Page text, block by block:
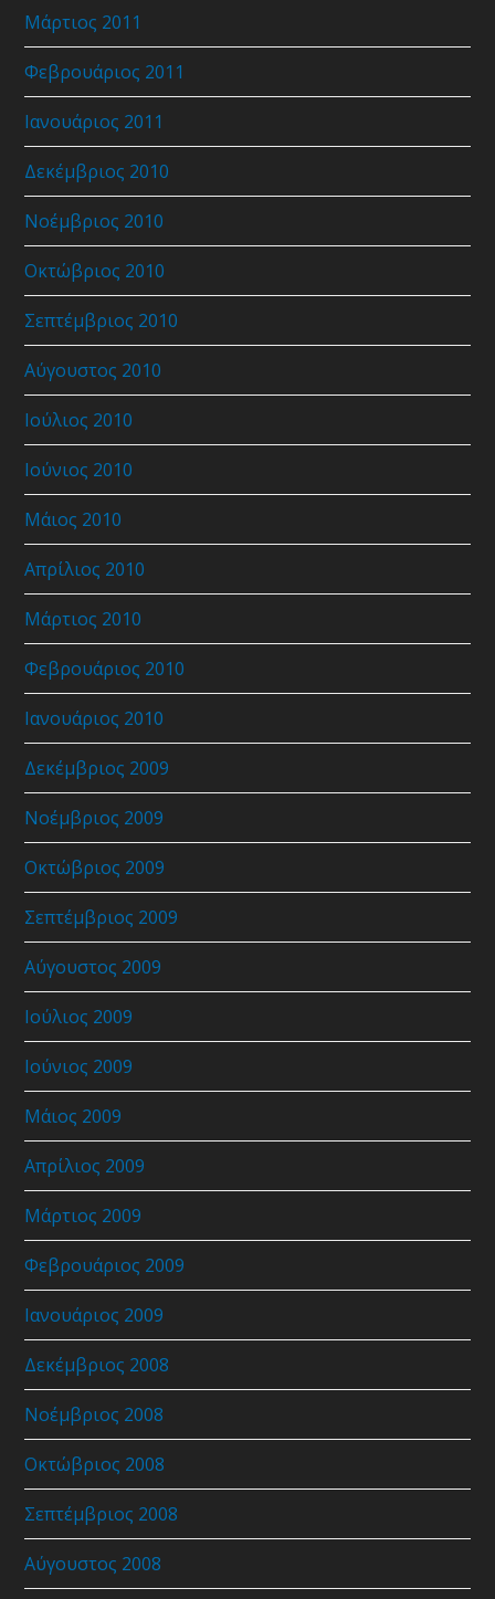
Μάρτιος 2011
Φεβρουάριος 2011
Ιανουάριος 2011
Δεκέμβριος 2010
Νοέμβριος 2010
Οκτώβριος 2010
Σεπτέμβριος 2010
Αύγουστος 2010
Ιούλιος 2010
Ιούνιος 2010
Μάιος 2010
Απρίλιος 2010
Μάρτιος 2010
Φεβρουάριος 2010
Ιανουάριος 2010
Δεκέμβριος 2009
Νοέμβριος 2009
Οκτώβριος 2009
Σεπτέμβριος 2009
Αύγουστος 2009
Ιούλιος 2009
Ιούνιος 2009
Μάιος 2009
Απρίλιος 2009
Μάρτιος 2009
Φεβρουάριος 2009
Ιανουάριος 2009
Δεκέμβριος 2008
Νοέμβριος 2008
Οκτώβριος 2008
Σεπτέμβριος 2008
Αύγουστος 2008